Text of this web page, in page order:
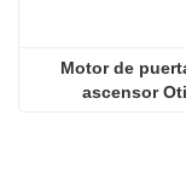
Motor de
ascensor